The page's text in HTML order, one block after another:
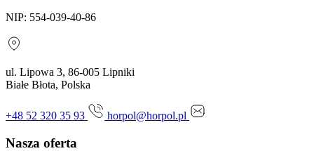
NIP: 554-039-40-86
ul. Lipowa 3, 86-005 Lipniki
Białe Błota, Polska
+48 52 320 35 93 horpol@horpol.pl
Nasza oferta